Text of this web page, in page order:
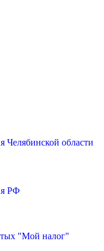
Челябинской области
РФ
"Мой налог"